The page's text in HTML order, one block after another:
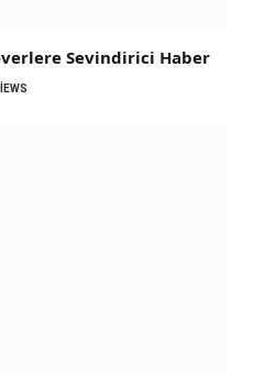
Sevindirici Haber